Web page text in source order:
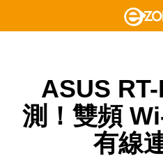
ASUS
測！雙頻
有線